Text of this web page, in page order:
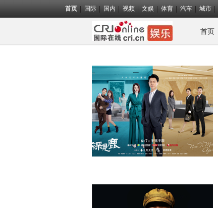
首页 国际 国内 视频 文娱 体育 汽车 城市
首页